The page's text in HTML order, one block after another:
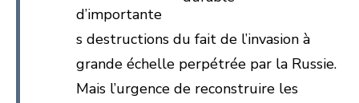
d’importante
s destructions du fait de l’invasion à
grande échelle perpétrée par la Russie.
Mais l’urgence de reconstruire les